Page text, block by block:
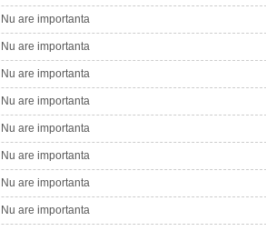
Nu are importanta
Nu are importanta
Nu are importanta
Nu are importanta
Nu are importanta
Nu are importanta
Nu are importanta
Nu are importanta